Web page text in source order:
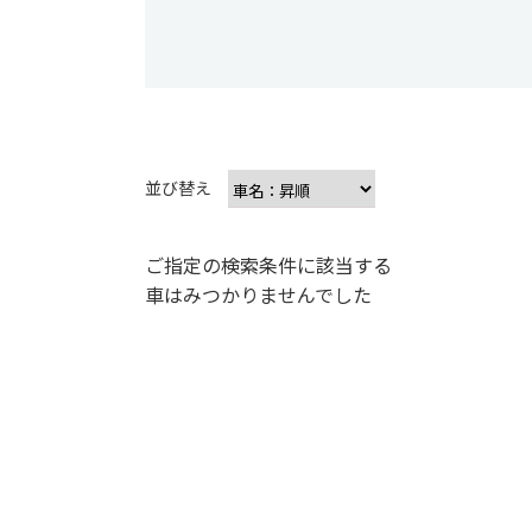
並び替え
ご指定の検索条件に該当する
車はみつかりませんでした